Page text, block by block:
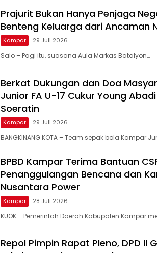
Prajurit Bukan Hanya Penjaga
Benteng Keluarga dari Ancaman
Kampar 29 Juli 2026
Salo – Pagi itu, suasana Aula Markas Batalyon…
Berkat Dukungan dan Doa
Junior FA U-17 Cukur Young
Soeratin
Kampar 29 Juli 2026
BANGKINANG KOTA – Team sepak bola Kampar
BPBD Kampar Terima Bantuan
Penanggulangan Bencana dan
Nusantara Power
Kampar 28 Juli 2026
KUOK – Pemerintah Daerah Kabupaten Kampar
Repol Pimpin Rapat Pleno, DPD II